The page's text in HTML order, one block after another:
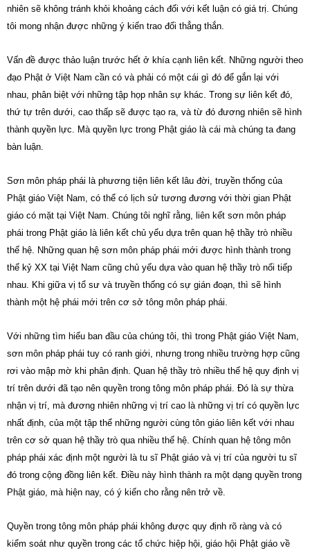
nhiên sẽ không tránh khỏi khoảng cách đối với kết luận có giá trị. Chúng
tôi mong nhận được những ý kiến trao đổi thẳng thắn.
Vấn đề được thảo luận trước hết ở khía cạnh liên kết. Những người theo
đạo Phật ở Việt Nam cần có và phải có một cái gì đó để gắn lại với
nhau, phân biệt với những tập họp nhân sự khác. Trong sự liên kết đó,
thứ tự trên dưới, cao thấp sẽ được tạo ra, và từ đó đương nhiên sẽ hình
thành quyền lực. Mà quyền lực trong Phật giáo là cái mà chúng ta đang
bàn luận.
Sơn môn pháp phái là phương tiện liên kết lâu đời, truyền thống của
Phật giáo Việt Nam, có thể có lịch sử tương đương với thời gian Phật
giáo có mặt tại Việt Nam. Chúng tôi nghĩ rằng, liên kết sơn môn pháp
phái trong Phật giáo là liên kết chủ yếu dựa trên quan hệ thầy trò nhiều
thế hệ. Những quan hệ sơn môn pháp phái mới được hình thành trong
thế kỷ XX tại Việt Nam cũng chủ yếu dựa vào quan hệ thầy trò nối tiếp
nhau. Khi giữa vị tổ sư và truyền thống có sự gián đoạn, thì sẽ hình
thành một hệ phái mới trên cơ sở tông môn pháp phái.
Với những tìm hiểu ban đầu của chúng tôi, thì trong Phật giáo Việt Nam,
sơn môn pháp phái tuy có ranh giới, nhưng trong nhiều trường hợp cũng
rơi vào mập mờ khi phân định. Quan hệ thầy trò nhiều thế hệ quy định vị
trí trên dưới đã tạo nên quyền trong tông môn pháp phái. Đó là sự thừa
nhận vị trí, mà đương nhiên những vị trí cao là những vị trí có quyền lực
nhất định, của một tập thể những người cùng tôn giáo liên kết với nhau
trên cơ sở quan hệ thầy trò qua nhiều thế hệ. Chính quan hệ tông môn
pháp phái xác định một người là tu sĩ Phật giáo và vị trí của người tu sĩ
đó trong cộng đồng liên kết. Điều này hình thành ra một dạng quyền trong
Phật giáo, mà hiện nay, có ý kiến cho rằng nên trở về.
Quyền trong tông môn pháp phái không được quy định rõ ràng và có
kiểm soát như quyền trong các tổ chức hiệp hội, giáo hội Phật giáo về